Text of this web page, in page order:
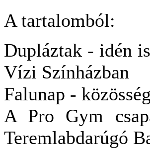
A tartalomból:
Dupláztak - idén
Vízi Színházban
Falunap -
A Pro Gym
Teremlabdarúgó